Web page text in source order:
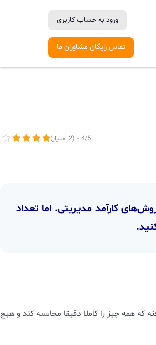
ورود به حساب کاربری
تماس رایگان مشاوران ما
4/5 - (2 امتیاز)
کارآمد مدیریتی. اما تعداد
که همه چیز را کاملا دقیقا محاسبه کند و هیچ